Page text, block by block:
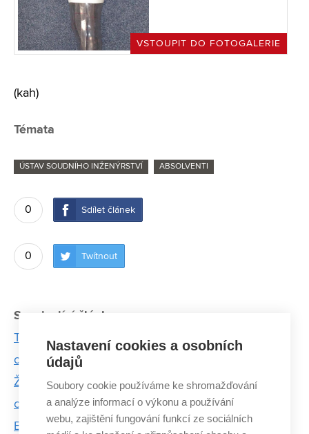
VSTOUPIT DO FOTOGALERIE
(kah)
Témata
ÚSTAV SOUDNÍHO INŽENÝRSTVÍ ABSOLVENTI
0 Sdílet článek
0 Twítnout
Související články:
Téměř neprolomitelný elektronický zámek PeaLock
ochrání sportovní výbavu. Jde o světovou novinku
Že dítě nezastaví na červenou, není často jeho
chyba. Reakční doba se s věkem citelně liší, říká
Bucsuházy
Nastavení cookies a osobních
údajů
Soubory cookie používáme ke shromažďování
a analýze informací o výkonu a používání
webu, zajištění fungování funkcí ze sociálních